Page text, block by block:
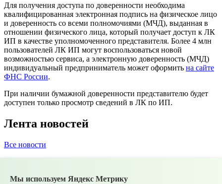
Для получения доступа по доверенности необходима
квалифицированная электронная подпись на физическое лицо
и доверенность со всеми полномочиями (МЧД), выданная в
отношении физического лица, который получает доступ к ЛК
ИП в качестве уполномоченного представителя. Более 4 млн
пользователей ЛК ИП могут воспользоваться новой
возможностью сервиса, а электронную доверенность (МЧД)
индивидуальный предприниматель может оформить на сайте
ФНС России.
При наличии бумажной доверенности представителю будет
доступен только просмотр сведений в ЛК по ИП.
Лента новостей
Все новости
05 августаНалоги на имущество детей: как родителям
Мы используем Яндекс Метрику